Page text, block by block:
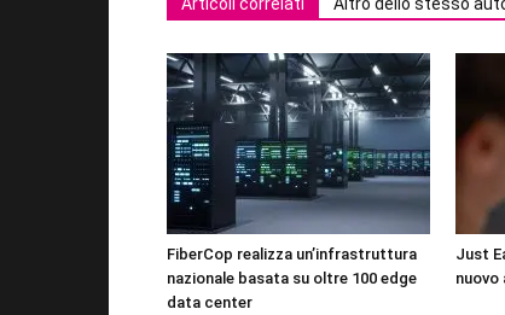
FiberCop realizza un’infrastruttura
nazionale basata su oltre 100 edge
data center
Just
nuovo